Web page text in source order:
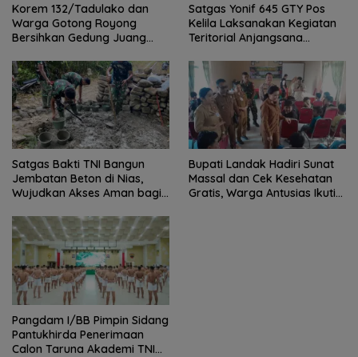
Korem 132/Tadulako dan
Warga Gotong Royong
Bersihkan Gedung Juang
Satgas Yonif 645 GTY Pos
Kelila Laksanakan Kegiatan
Teritorial Anjangsana
Lurah
Satgas Bakti TNI Bangun
Jembatan Beton di Nias,
Wujudkan Akses Aman bagi
Bupati Landak Hadiri Sunat
Massal dan Cek Kesehatan
Gratis, Warga Antusias Ikuti
Pangdam I/BB Pimpin Sidang
Pantukhirda Penerimaan
Calon Taruna Akademi TNI